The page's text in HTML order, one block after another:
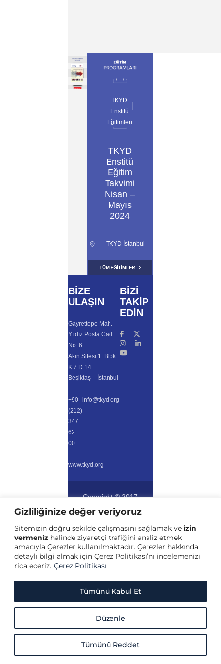
Gizliliğinize değer veriyoruz
Sitemizin doğru şekilde çalışmasını sağlamak ve izin
vermeniz halinde ziyaretçi trafiğini analiz etmek
amacıyla Çerezler kullanılmaktadır. Çerezler hakkında
detaylı bilgi almak için Çerez Politikası’nı incelemenizi
rica ederiz. Çerez Politikası
Düzenle
Tümünü Reddet
Tümünü Kabul Et
TKYD
Enstitü
Eğitimleri
TKYD
Enstitü
Eğitim
Takvimi
Nisan –
Mayıs
2024
TKYD İstanbul
BİZE
ULAŞIN
Gayrettepe Mah.
Yıldız Posta Cad.
No: 6
Akın Sitesi 1. Blok
K:7 D:14
Beşiktaş – İstanbul
+90
(212)
347
62
00
info@tkyd.org
www.tkyd.org
BİZİ
TAKİP
EDİN
Copyright © 2017
Derneği– Her hakkı
saklıdır.